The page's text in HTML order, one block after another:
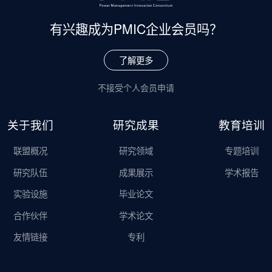
有兴趣成为PMIC企业会员吗？
了解更多
不接受个人会员申请
关于我们
联盟概况
研究队伍
实验设施
合作伙伴
友情链接
研究成果
研究领域
成果展示
毕业论文
学术论文
专利
教育培训
专题培训
学术报告